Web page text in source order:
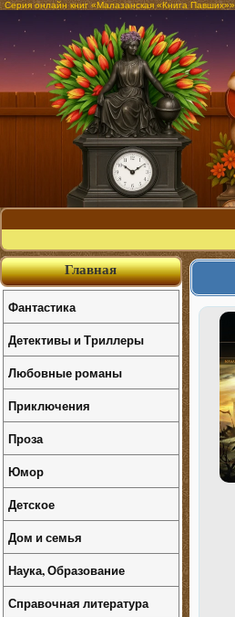
Серия онлайн книг «Малазанская «Книга Павших»»
Главная
Фантастика
Детективы и Триллеры
Любовные романы
Приключения
Проза
Юмор
Детское
Дом и семья
Наука, Образование
Справочная литература